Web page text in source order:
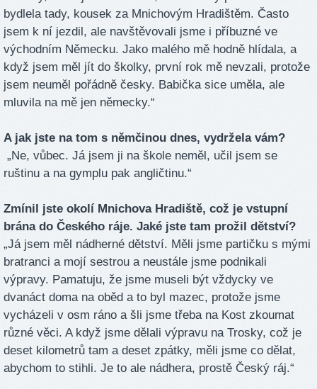
bydlela tady, kousek za Mnichovým Hradištěm. Často
jsem k ní jezdil, ale navštěvovali jsme i příbuzné ve
východním Německu. Jako malého mě hodně hlídala, a
když jsem měl jít do školky, první rok mě nevzali, protože
jsem neuměl pořádně česky. Babička sice uměla, ale
mluvila na mě jen německy.“
A jak jste na tom s němčinou dnes, vydržela vám?
„Ne, vůbec. Já jsem ji na škole neměl, učil jsem se
ruštinu a na gymplu pak angličtinu.“
Zmínil jste okolí Mnichova Hradiště, což je vstupní
brána do Českého ráje. Jaké jste tam prožil dětství?
„Já jsem měl nádherné dětství. Měli jsme partičku s mými
bratranci a mojí sestrou a neustále jsme podnikali
výpravy. Pamatuju, že jsme museli být vždycky ve
dvanáct doma na oběd a to byl mazec, protože jsme
vycházeli v osm ráno a šli jsme třeba na Kost zkoumat
různé věci. A když jsme dělali výpravu na Trosky, což je
deset kilometrů tam a deset zpátky, měli jsme co dělat,
abychom to stihli. Je to ale nádhera, prostě Český ráj.“